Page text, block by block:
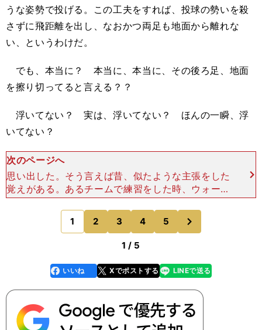
うな姿勢で投げる。この工夫をすれば、投球の勢いを殺
さずに飛距離を出し、なおかつ両足も地面から離れな
い、というわけだ。
でも、本当に？ 本当に、本当に、その後ろ足、地面
を擦り切ってると言える？？
浮いてない？ 実は、浮いてない？ ほんの一瞬、浮
いてない？
次のページへ
思い出した。そう言えば昔、似たような主張をした
覚えがある。あるチームで練習をした時、ウォーミ
ングアップで１タッチの鳥かごをやり、私は中でオ
ニ役だったが、外でパスを回すひとりが足をボール
にくっつけたまま
1 2 3 4 5
のページへ
1 / 5
faceboo
k
いいね Xでポストする
line LINEで送る